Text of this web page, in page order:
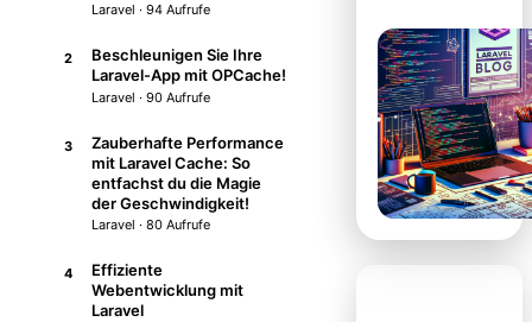
Laravel · 94 Aufrufe
2
Beschleunigen Sie Ihre
Laravel-App mit OPCache!
Laravel · 90 Aufrufe
3
Zauberhafte Performance
mit Laravel Cache: So
entfachst du die Magie
der Geschwindigkeit!
Laravel · 80 Aufrufe
4
Effiziente
Webentwicklung mit
Laravel